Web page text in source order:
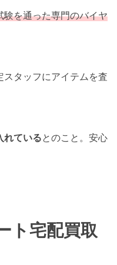
験を通った専門のバイヤ
タッフにアイテムを査
れているとのこと。安心
ト宅配買取